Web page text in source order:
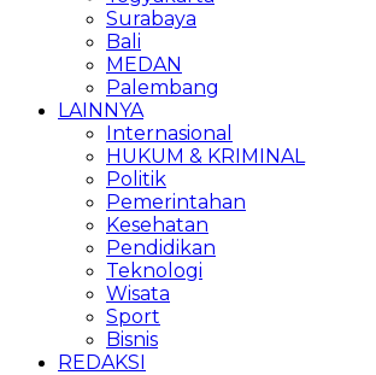
Surabaya
Bali
MEDAN
Palembang
LAINNYA
Internasional
HUKUM & KRIMINAL
Politik
Pemerintahan
Kesehatan
Pendidikan
Teknologi
Wisata
Sport
Bisnis
REDAKSI